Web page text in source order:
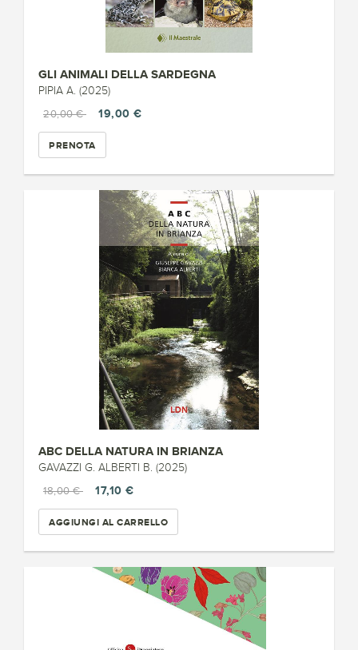
GLI ANIMALI DELLA SARDEGNA
PIPIA A. (2025)
20,00 €
19,00 €
PRENOTA
ABC DELLA NATURA IN BRIANZA
GAVAZZI G. ALBERTI B. (2025)
18,00 €
17,10 €
AGGIUNGI AL CARRELLO